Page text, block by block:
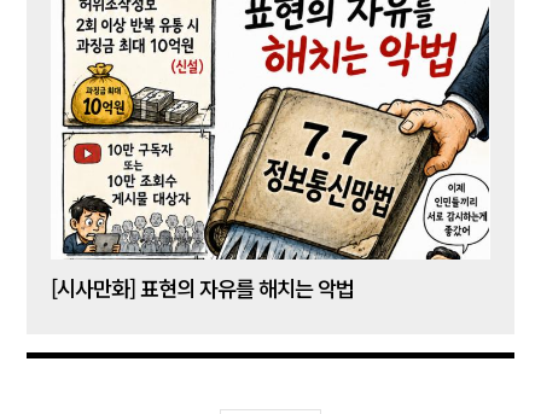
[시사만화] 표현의 자유를 해치는 악법